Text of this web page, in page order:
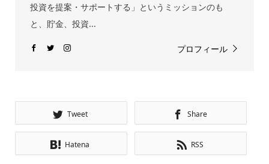
投資を提案・サポートする」というミッションのも
と、貯金、投資...
プロフィール
Tweet Share
Hatena RSS